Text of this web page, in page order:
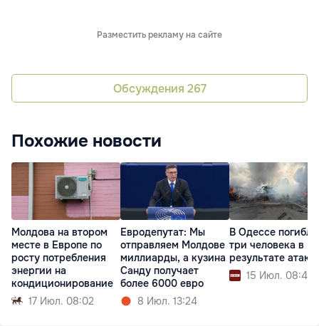
Разместить рекламу на сайте
Обсуждения 267
Похожие новости
Молдова на втором
месте в Европе по
росту потребления
энергии на
кондиционирование
17 Июл. 08:02
Евродепутат: Мы
отправляем Молдове
миллиарды, а кузина
Санду получает
более 6000 евро
8 Июл. 13:24
В Одессе погибли
три человека в
результате
15 Июл. 08:49